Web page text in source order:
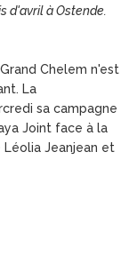
d'avril à Ostende.
Chelem n'est
La
sa campagne
Joint face à la
Jeanjean et